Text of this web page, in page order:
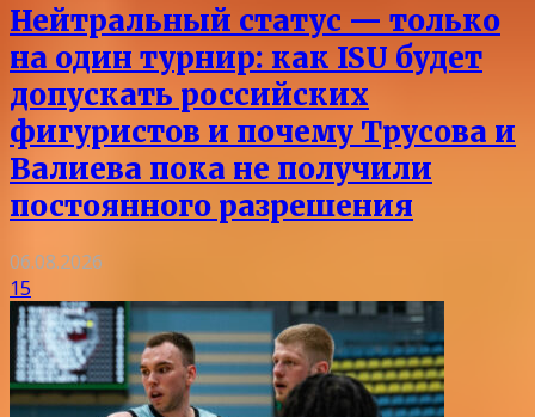
Нейтральный статус — только
на один турнир: как ISU будет
допускать российских
фигуристов и почему Трусова и
Валиева пока не получили
постоянного разрешения
06.08.2026
15